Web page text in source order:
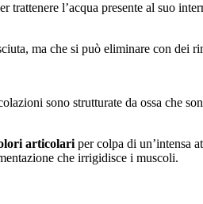
l’acqua presente al suo
ma che si può eliminare con
sono strutturate da ossa che
articolari per colpa di un’intensa
che irrigidisce i muscoli.